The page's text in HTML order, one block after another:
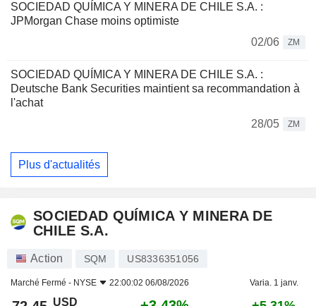
SOCIEDAD QUÍMICA Y MINERA DE CHILE S.A. :
JPMorgan Chase moins optimiste
02/06
ZM
SOCIEDAD QUÍMICA Y MINERA DE CHILE S.A. :
Deutsche Bank Securities maintient sa recommandation à
l'achat
28/05
ZM
Plus d'actualités
SOCIEDAD QUÍMICA Y MINERA DE
CHILE S.A.
Action SQM US8336351056
Marché Fermé - NYSE 22:00:02 06/08/2026 Varia. 1 janv.
USD